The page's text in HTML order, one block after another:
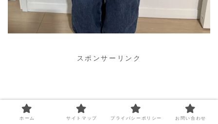
スポンサーリンク
ホーム サイトマップ プライバシーポリシー お問い合わせ